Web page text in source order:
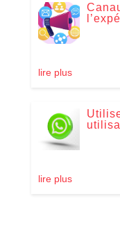
lire plus
lire plus